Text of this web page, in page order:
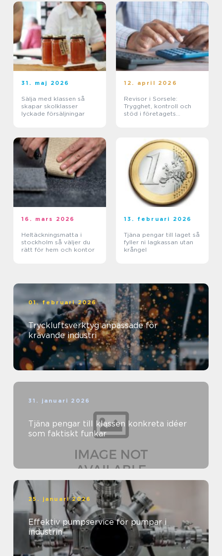
31. maj 2026
Sälja med klassen så
skapar skolklasser
lyckade försäljningar
12. april 2026
Revisor i Sorsele:
Trygghet, kontroll och
stöd i företagets
16. mars 2026
Heltäckningsmatta i
stockholm så väljer du
rätt för hem och kontor
13. februari 2026
Tjäna pengar till laget så
fyller ni lagkassan utan
krångel
01. februari 2026
Tryckluftsverktyg anpassade för
krävande industri
31. januari 2026
Tjäna pengar till klassen konkreta idéer
som faktiskt funkar
25. januari 2026
Effektiv pumpservice för pumpar i
industrin